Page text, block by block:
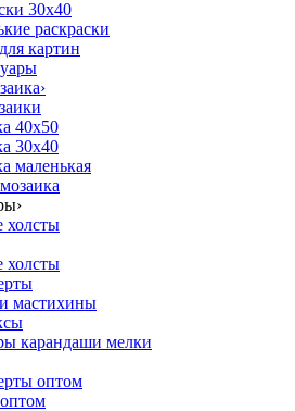
30х40
раскраски
картин
›
40х50
30х40
маленькая
›
холсты
холсты
мастихины
карандаши мелки
оптом